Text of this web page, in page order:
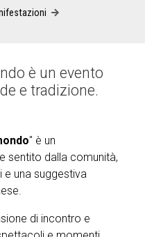
è un evento
e tradizione.
" è un
sentito dalla comunità,
e una suggestiva
di incontro e